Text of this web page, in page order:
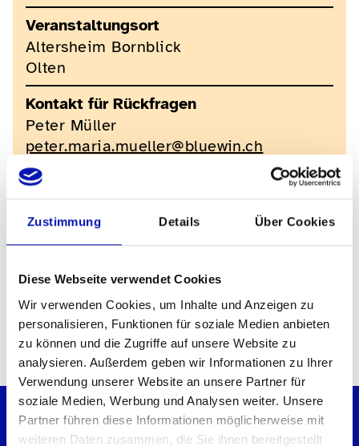
Zustimmung Details Über Cookies
Diese Webseite verwendet Cookies
Wir verwenden Cookies, um Inhalte und Anzeigen zu
personalisieren, Funktionen für soziale Medien anbieten
zu können und die Zugriffe auf unsere Website zu
analysieren. Außerdem geben wir Informationen zu Ihrer
Verwendung unserer Website an unsere Partner für
soziale Medien, Werbung und Analysen weiter. Unsere
Partner führen diese Informationen möglicherweise mit
weiteren Daten zusammen, die Sie ihnen bereitgestellt
Veranstaltungsort
Altersheim Bornblick
Olten
Kontakt für Rückfragen
Peter Müller
peter.maria.mueller@bluewin.ch
062 216 14 37
Zur Sektion Aargau-Solothurn